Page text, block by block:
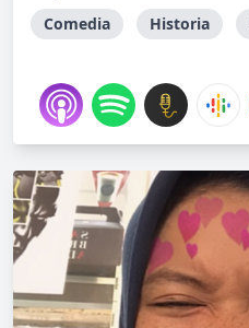
Comedia Historia